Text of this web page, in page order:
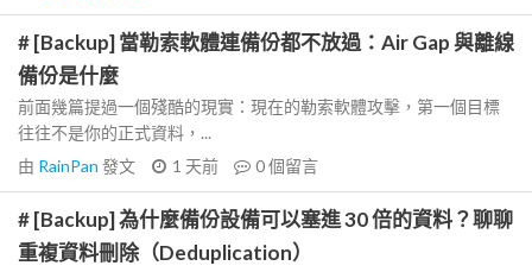
# [Backup] 當勒索軟體連備份都不放過：Air Gap 與離線
備份是什麼
前面幾篇提過一個殘酷的現實：現在的勒索軟體攻擊，第一個目標
往往不是你的正式資料，...
由 RainPan 發文 1 天前 0個留言
# [Backup] 為什麼備份設備可以塞進 30 倍的資料？聊聊
重複資料刪除（Deduplication）